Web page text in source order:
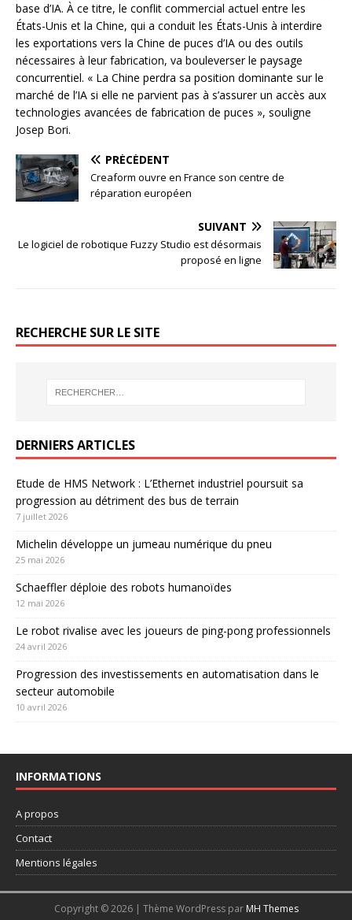
base d’IA. À ce titre, le conflit commercial actuel entre les
États-Unis et la Chine, qui a conduit les États-Unis à interdire
les exportations vers la Chine de puces d’IA ou des outils
nécessaires à leur fabrication, va bouleverser le paysage
concurrentiel. « La Chine perdra sa position dominante sur le
marché de l’IA si elle ne parvient pas à s’assurer un accès aux
technologies avancées de fabrication de puces », souligne
Josep Bori.
PRÉCÉDENT
Creaform ouvre en France son centre de
réparation européen
SUIVANT
Le logiciel de robotique Fuzzy Studio est désormais
proposé en ligne
RECHERCHE SUR LE SITE
DERNIERS ARTICLES
Etude de HMS Network : L’Ethernet industriel poursuit sa
progression au détriment des bus de terrain
7 juillet 2026
Michelin développe un jumeau numérique du pneu
25 mai 2026
Schaeffler déploie des robots humanoïdes
12 mai 2026
Le robot rivalise avec les joueurs de ping-pong professionnels
24 avril 2026
Progression des investissements en automatisation dans le
secteur automobile
10 avril 2026
INFORMATIONS
A propos
Contact
Mentions légales
Copyright © 2026 | Thème WordPress par MH Themes